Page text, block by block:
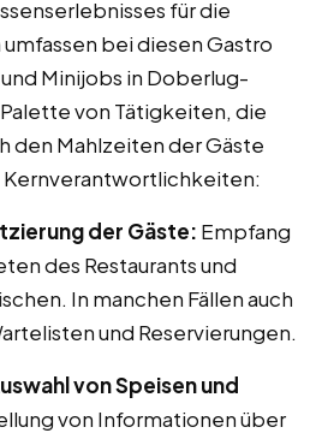
für die
bei diesen Gastro
Minijobs in Doberlug-
von Tätigkeiten, die
den Mahlzeiten der Gäste
Kernverantwortlichkeiten:
der Gäste: Empfang
des Restaurants und
In manchen Fällen auch
und Reservierungen.
von Speisen und
von Informationen über